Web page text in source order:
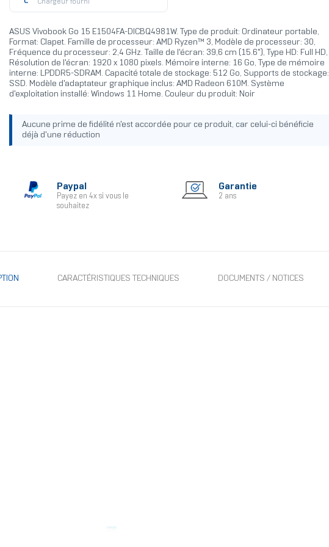
Chargeur fourni
ASUS Vivobook Go 15 E1504FA-DICBQ4981W. Type de produit: Ordinateur portable,
Format: Clapet. Famille de processeur: AMD Ryzen™ 3, Modèle de processeur: 30,
Fréquence du processeur: 2,4 GHz. Taille de l'écran: 39,6 cm (15.6"), Type HD: Full HD,
Résolution de l'écran: 1920 x 1080 pixels. Mémoire interne: 16 Go, Type de mémoire
interne: LPDDR5-SDRAM. Capacité totale de stockage: 512 Go, Supports de stockage:
SSD. Modèle d'adaptateur graphique inclus: AMD Radeon 610M. Système
d'exploitation installé: Windows 11 Home. Couleur du produit: Noir
Aucune prime de fidélité n'est accordée pour ce produit, car celui-ci bénéficie
déjà d'une réduction
Paypal
Payez en 4x si vous le
souhaitez
Garantie
2 ans
CARACTÉRISTIQUES TECHNIQUES DOCUMENTS / NOTICES